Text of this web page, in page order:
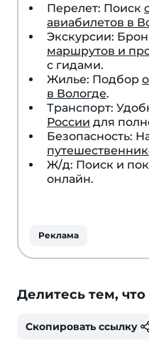
Перелет: Поиск
авиабилетов в
Экскурсии:
маршрутов и
с гидами.
Жилье: Подбор
в Вологде.
Транспорт:
России для
Безопасность:
Ж/д: Поиск и
онлайн.
Реклама
Делитесь тем, что
Скопировать ссылку